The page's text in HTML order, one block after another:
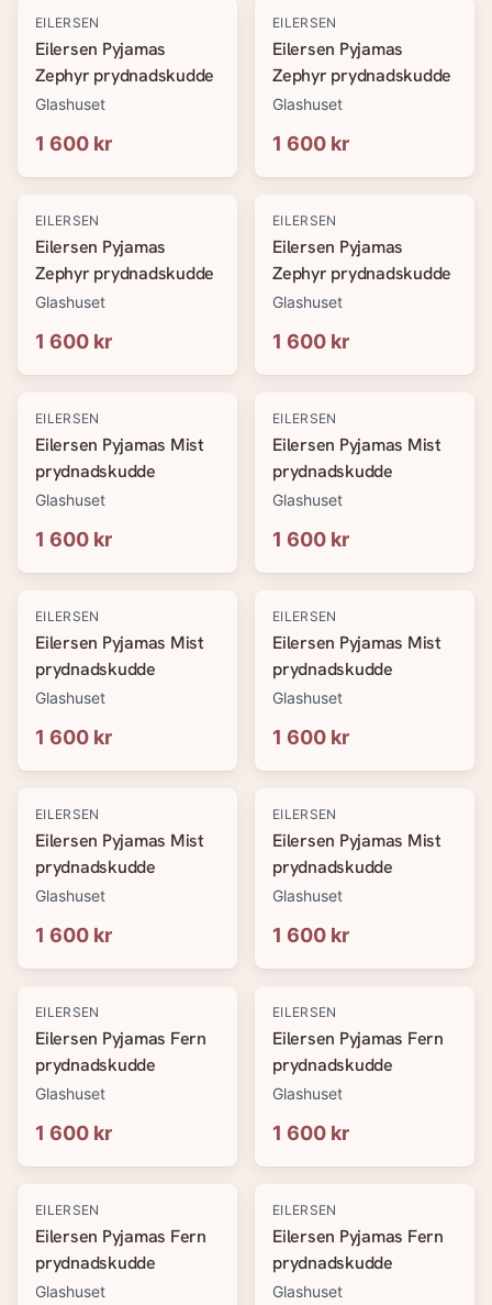
EILERSEN
Eilersen Pyjamas
Zephyr prydnadskudde
Glashuset
1 600 kr
EILERSEN
Eilersen Pyjamas
Zephyr prydnadskudde
Glashuset
1 600 kr
EILERSEN
Eilersen Pyjamas
Zephyr prydnadskudde
Glashuset
1 600 kr
EILERSEN
Eilersen Pyjamas
Zephyr prydnadskudde
Glashuset
1 600 kr
EILERSEN
Eilersen Pyjamas Mist
prydnadskudde
Glashuset
1 600 kr
EILERSEN
Eilersen Pyjamas Mist
prydnadskudde
Glashuset
1 600 kr
EILERSEN
Eilersen Pyjamas Mist
prydnadskudde
Glashuset
1 600 kr
EILERSEN
Eilersen Pyjamas Mist
prydnadskudde
Glashuset
1 600 kr
EILERSEN
Eilersen Pyjamas Mist
prydnadskudde
Glashuset
1 600 kr
EILERSEN
Eilersen Pyjamas Mist
prydnadskudde
Glashuset
1 600 kr
EILERSEN
Eilersen Pyjamas Fern
prydnadskudde
Glashuset
1 600 kr
EILERSEN
Eilersen Pyjamas Fern
prydnadskudde
Glashuset
1 600 kr
EILERSEN
Eilersen Pyjamas Fern
prydnadskudde
Glashuset
EILERSEN
Eilersen Pyjamas Fern
prydnadskudde
Glashuset